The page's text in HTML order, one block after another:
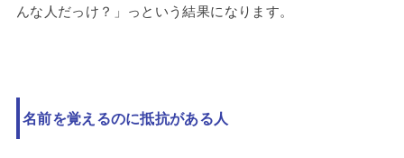
んな人だっけ？」っという結果になります。
名前を覚えるのに抵抗がある人